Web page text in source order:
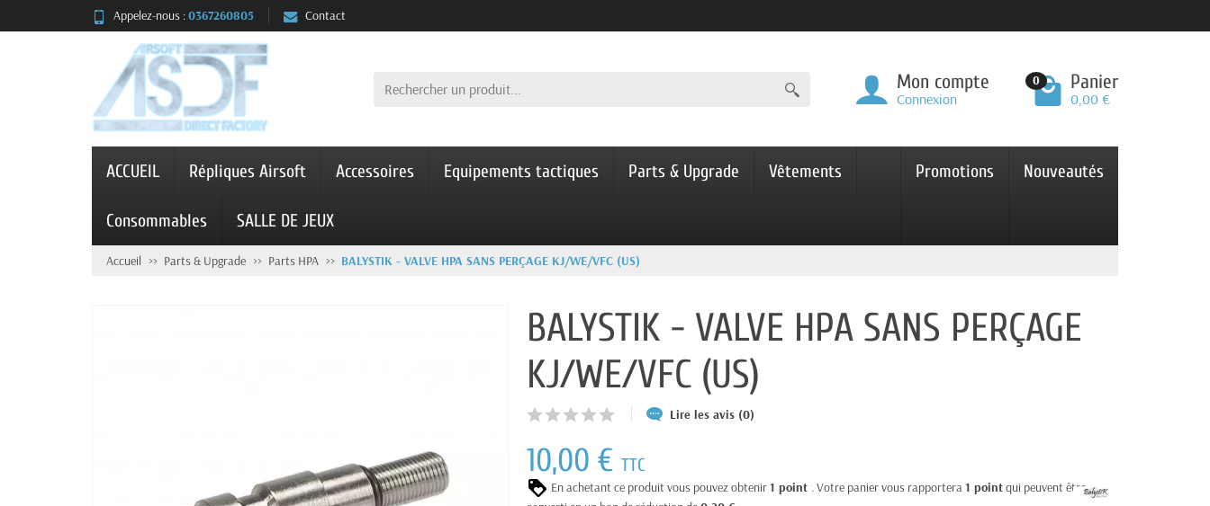
Appelez-nous :0367260805 Contact
Mon compte
Connexion
0 Panier
0,00 €
ACCUEIL Répliques Airsoft Accessoires Equipements tactiques Parts & Upgrade Vêtements
Consommables SALLE DE JEUX
Promotions Nouveautés
Accueil Parts & Upgrade Parts HPA BALYSTIK - VALVE HPA SANS PERÇAGE KJ/WE/VFC (US)
BALYSTIK - VALVE HPA SANS PERÇAGE
KJ/WE/VFC (US)
Lire les avis (0)
10,00 €TTC
En achetant ce produit vous pouvez obtenir1 point . Votre panier vous rapportera1 pointqui peuvent être